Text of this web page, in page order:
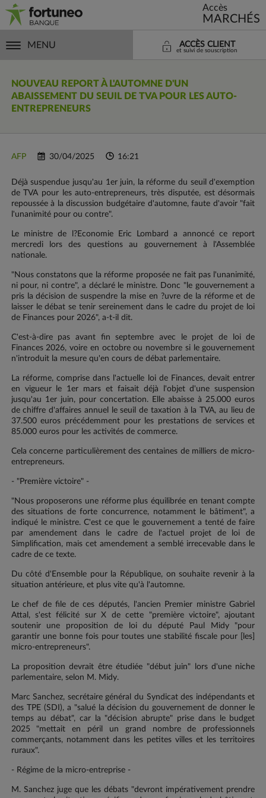
Accès
MARCHÉS
MENU ACCÈS CLIENT
et suivi de souscription
NOUVEAU REPORT À L'AUTOMNE D'UN
ABAISSEMENT DU SEUIL DE TVA POUR LES AUTO-
ENTREPRENEURS
AFP 30/04/2025 16:21
Déjà suspendue jusqu'au 1er juin, la réforme du seuil d'exemption
de TVA pour les auto-entrepreneurs, très disputée, est désormais
repoussée à la discussion budgétaire d'automne, faute d'avoir "fait
l'unanimité pour ou contre".
Le ministre de l?Economie Eric Lombard a annoncé ce report
mercredi lors des questions au gouvernement à l'Assemblée
nationale.
"Nous constatons que la réforme proposée ne fait pas l'unanimité,
ni pour, ni contre", a déclaré le ministre. Donc "le gouvernement a
pris la décision de suspendre la mise en ?uvre de la réforme et de
laisser le débat se tenir sereinement dans le cadre du projet de loi
de Finances pour 2026", a-t-il dit.
C'est-à-dire pas avant fin septembre avec le projet de loi de
Finances 2026, voire en octobre ou novembre si le gouvernement
n'introduit la mesure qu'en cours de débat parlementaire.
La réforme, comprise dans l'actuelle loi de Finances, devait entrer
en vigueur le 1er mars et faisait déjà l'objet d'une suspension
jusqu'au 1er juin, pour concertation. Elle abaisse à 25.000 euros
de chiffre d'affaires annuel le seuil de taxation à la TVA, au lieu de
37.500 euros précédemment pour les prestations de services et
85.000 euros pour les activités de commerce.
Cela concerne particulièrement des centaines de milliers de micro-
entrepreneurs.
- "Première victoire" -
"Nous proposerons une réforme plus équilibrée en tenant compte
des situations de forte concurrence, notamment le bâtiment", a
indiqué le ministre. C'est ce que le gouvernement a tenté de faire
par amendement dans le cadre de l'actuel projet de loi de
Simplification, mais cet amendement a semblé irrecevable dans le
cadre de ce texte.
Du côté d'Ensemble pour la République, on souhaite revenir à la
situation antérieure, et plus vite qu'à l'automne.
Le chef de file de ces députés, l'ancien Premier ministre Gabriel
Attal, s'est félicité sur X de cette "première victoire", ajoutant
soutenir une proposition de loi du député Paul Midy "pour
garantir une bonne fois pour toutes une stabilité fiscale pour [les]
micro-entrepreneurs".
La proposition devrait être étudiée "début juin" lors d'une niche
parlementaire, selon M. Midy.
Marc Sanchez, secrétaire général du Syndicat des indépendants et
des TPE (SDI), a "salué la décision du gouvernement de donner le
temps au débat", car la "décision abrupte" prise dans le budget
2025 "mettait en péril un grand nombre de professionnels
commerçants, notamment dans les petites villes et les territoires
ruraux".
- Régime de la micro-entreprise -
M. Sanchez juge que les débats "devront impérativement prendre